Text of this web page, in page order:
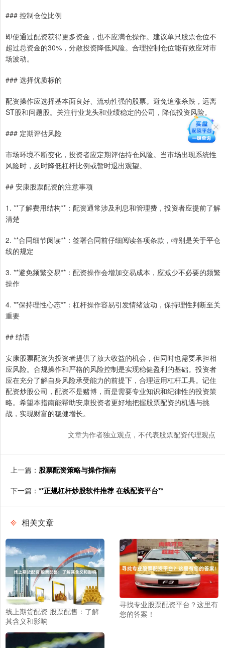
### 控制仓位比例
即使通过配资获得更多资金，也不应满仓操作。建议单只股票仓位不
超过总资金的30%，分散投资降低风险。合理控制仓位能有效应对市
场波动。
### 选择优质标的
配资操作应选择基本面良好、流动性强的股票。避免追涨杀跌，远离
ST股和问题股。关注行业龙头和业绩稳定的公司，降低投资风险。
### 定期评估风险
市场环境不断变化，投资者应定期评估持仓风险。当市场出现系统性
风险时，及时降低杠杆比例或暂时退出观望。
## 安康股票配资的注意事项
1. **了解费用结构**：配资通常涉及利息和管理费，投资者应提前了解
清楚
2. **合同细节阅读**：签署合同前仔细阅读各项条款，特别是关于平仓
线的规定
3. **避免频繁交易**：配资操作会增加交易成本，应减少不必要的频繁
操作
4. **保持理性心态**：杠杆操作容易引发情绪波动，保持理性判断至关
重要
## 结语
安康股票配资为投资者提供了放大收益的机会，但同时也需要承担相
应风险。合规操作和严格的风险控制是实现稳健盈利的基础。投资者
应在充分了解自身风险承受能力的前提下，合理运用杠杆工具。记住
配资炒股公司，配资不是赌博，而是需要专业知识和纪律性的投资策
略。希望本指南能帮助安康投资者更好地把握股票配资的机遇与挑
战，实现财富的稳健增长。
文章为作者独立观点，不代表股票配资代理观点
上一篇： 股票配资策略与操作指南
下一篇： **正规杠杆炒股软件推荐 在线配资平台**
相关文章
线上期货配资 股票配售：了解
其含义和影响
寻找专业股票配资平台？这里有
您的答案！